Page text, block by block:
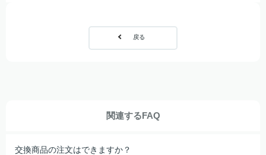
戻る
関連するFAQ
交換商品の注文はできますか？